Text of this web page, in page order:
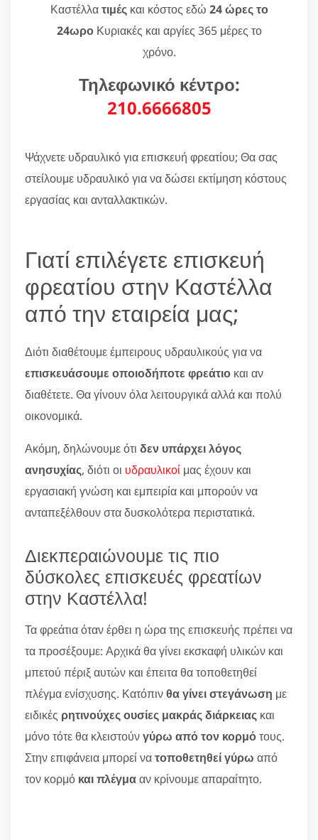
Καστέλλατιμέςκαι κόστος εδώ 24 ώρες το
24ωροΚυριακές και αργίες 365 μέρες το
χρόνο.
Τηλεφωνικό κέντρο:
210.6666805
Ψάχνετε υδραυλικό για επισκευή φρεατίου; Θα σας
στείλουμε υδραυλικό για να δώσει εκτίμηση κόστους
εργασίας και ανταλλακτικών.
Γιατί επιλέγετε επισκευή
φρεατίου στην Καστέλλα
από την εταιρεία μας;
Διότι διαθέτουμε έμπειρους υδραυλικούς για να
επισκευάσουμε οποιοδήποτε φρεάτιο και αν
διαθέτετε. Θα γίνουν όλα λειτουργικά αλλά και πολύ
οικονομικά.
Ακόμη, δηλώνουμε ότι δεν υπάρχει λόγος
ανησυχίας, διότι οι υδραυλικοί μας έχουν και
εργασιακή γνώση και εμπειρία και μπορούν να
ανταπεξέλθουν στα δυσκολότερα περιστατικά.
Διεκπεραιώνουμε τις πιο
δύσκολες επισκευές φρεατίων
στην Καστέλλα!
Τα φρεάτια όταν έρθει η ώρα της επισκευής πρέπει να
τα προσέξουμε: Αρχικά θα γίνει εκσκαφή υλικών και
μπετού πέριξ αυτών και έπειτα θα τοποθετηθεί
πλέγμα ενίσχυσης. Κατόπινθα γίνει στεγάνωση με
ειδικές ρητινούχες ουσίες μακράς διάρκειας και
μόνο τότε θα κλειστούνγύρω από τον κορμότους.
Στην επιφάνεια μπορεί νατοποθετηθεί γύρω από
τον κορμό και πλέγμααν κρίνουμε απαραίτητο.